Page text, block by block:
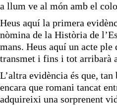
a llum ve al món amb el
Heus aquí la primera
nòmina de la Història de
mans. Heus aquí un acte
transmet i fins i tot arribarà
L’altra evidència és que,
encara que romani tancat
adquireixi una sorprenent